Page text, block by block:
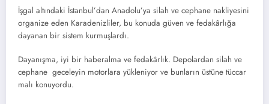
İşgal altındaki İstanbul’dan Anadolu’ya silah ve cephane nakliyesini
organize eden Karadenizliler, bu konuda güven ve fedakârlığa
dayanan bir sistem kurmuşlardı.
Dayanışma, iyi bir haberalma ve fedakârlık. Depolardan silah ve
cephane geceleyin motorlara yükleniyor ve bunların üstüne tüccar
malı konuyordu.